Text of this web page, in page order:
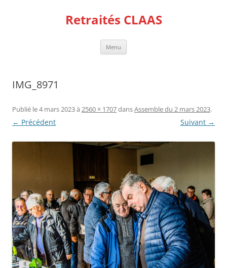
Retraités CLAAS
Menu
IMG_8971
Publié le4 mars 2023à 2560 × 1707dansAssemble du 2 mars 2023.
← Précédent Suivant →